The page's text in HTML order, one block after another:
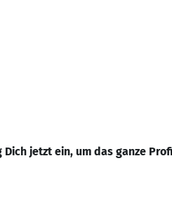
Dich jetzt ein, um das ganze